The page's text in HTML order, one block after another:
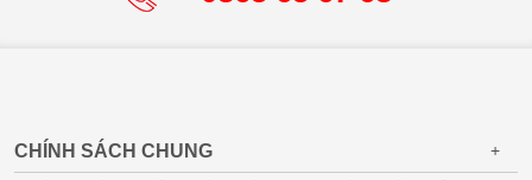
CHÍNH SÁCH CHUNG +